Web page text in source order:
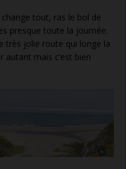
tout, ras le bol de
presque toute la journée.
très jolie route qui longe la
autant mais c’est bien